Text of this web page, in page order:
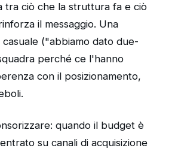
tra ciò che la struttura fa e ciò
il messaggio. Una
("abbiamo dato due-
perché ce l'hanno
con il posizionamento,
quando il budget è
su canali di acquisizione